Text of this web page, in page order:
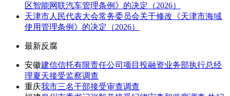
区智能网联汽车管理条例》的决定（2026）
天津市人民代表大会常务委员会关于修改《天津市海域
使用管理条例》的决定（2026）
最新反腐
安徽建信信托有限责任公司项目投融资业务部执行总经
理夏天接受监察调查
重庆我市三名干部接受审查调查